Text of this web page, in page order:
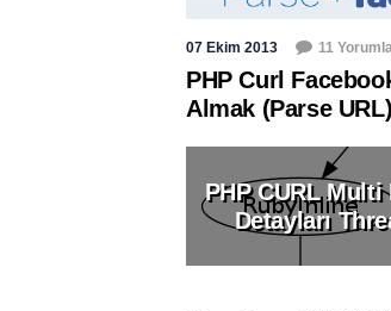
07 Ekim 2013 11
PHP Curl
Almak (Parse URL)
PHP CURL Multi
Detayları